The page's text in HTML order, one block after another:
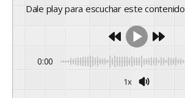
Dale play para escuchar este contenido
0:00
1x